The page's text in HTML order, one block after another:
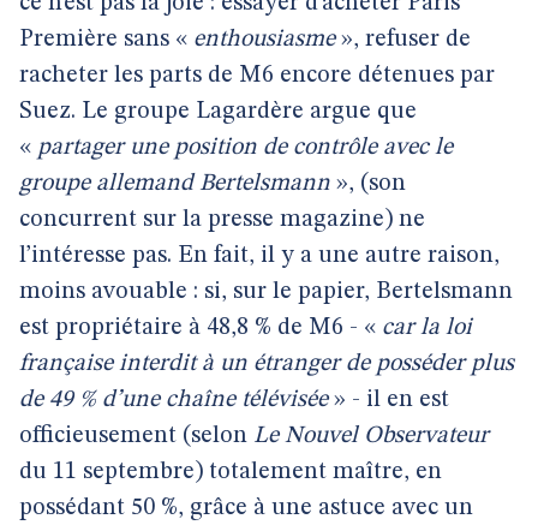
Première sans « enthousiasme», refuser de
racheter les parts de M6 encore détenues par
Suez. Le groupe Lagardère argue que
« partager une position de contrôle avec le
groupe allemand Bertelsmann », (son
concurrent sur la presse magazine) ne
l’intéresse pas. En fait, il y a une autre raison,
moins avouable : si, sur le papier, Bertelsmann
est propriétaire à 48,8 % de M6 - « car la loi
française interdit à un étranger de posséder plus
de 49 % d’une chaîne télévisée» - il en est
officieusement (selon Le Nouvel Observateur
du 11 septembre) totalement maître, en
possédant 50 %, grâce à une astuce avec un